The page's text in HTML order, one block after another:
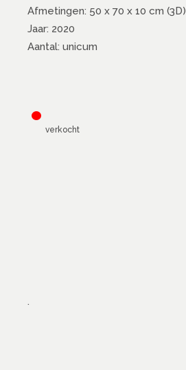
Afmetingen: 50 x 70 x 10 cm (3D)
Jaar: 2020
Aantal: unicum
• verkocht
.